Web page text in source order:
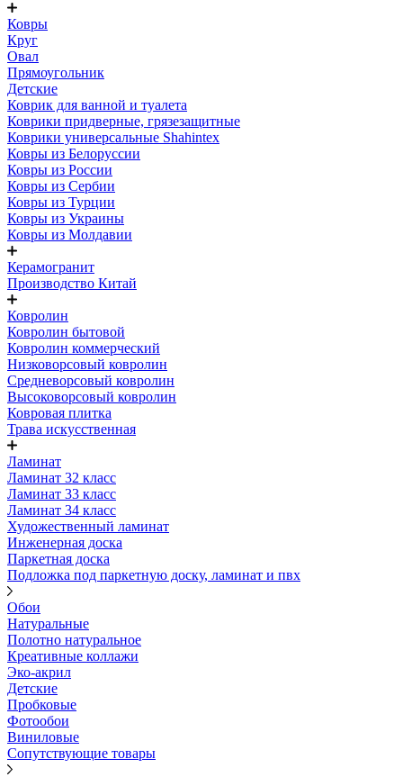
Ковры
Круг
Овал
Прямоугольник
Детские
Коврик для ванной и туалета
Коврики придверные, грязезащитные
Коврики универсальные Shahintex
Ковры из Белоруссии
Ковры из России
Ковры из Сербии
Ковры из Турции
Ковры из Украины
Ковры из Молдавии
Керамогранит
Производство Китай
Ковролин
Ковролин бытовой
Ковролин коммерческий
Низковорсовый ковролин
Средневорсовый ковролин
Высоковорсовый ковролин
Ковровая плитка
Трава искусственная
Ламинат
Ламинат 32 класс
Ламинат 33 класс
Ламинат 34 класс
Художественный ламинат
Инженерная доска
Паркетная доска
Подложка под паркетную доску, ламинат и пвх
Обои
Натуральные
Полотно натуральное
Креативные коллажи
Эко-акрил
Детские
Пробковые
Фотообои
Виниловые
Сопутствующие товары